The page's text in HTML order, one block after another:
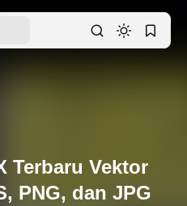
Terbaru Vektor
PNG, dan JPG